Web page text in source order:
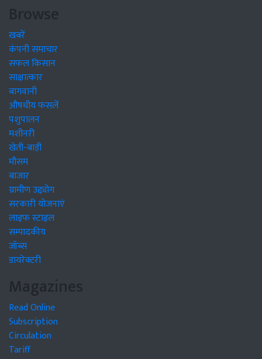
Browse
खबरें
कंपनी समाचार
सफल किसान
साक्षात्कार
बागवानी
औषधीय फसलें
पशुपालन
मशीनरी
खेती-बाड़ी
मौसम
बाजार
ग्रामीण उद्द्योग
सरकारी योजनाएं
लाइफ स्टाइल
सम्पादकीय
जॉब्स
डायरेक्टरी
Magazines
Read Online
Subscription
Circulation
Tariff